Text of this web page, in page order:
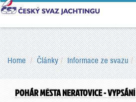
Home Články Informace ze svazu
POHÁR MĚSTA NERATOVICE -